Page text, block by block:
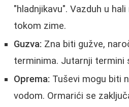
"hladnjikavu". Vazduh u
tokom zime.
Guzva: Zna biti gužve,
terminima. Jutarnji termini
Oprema: Tuševi mogu biti
vodom. Ormarići se